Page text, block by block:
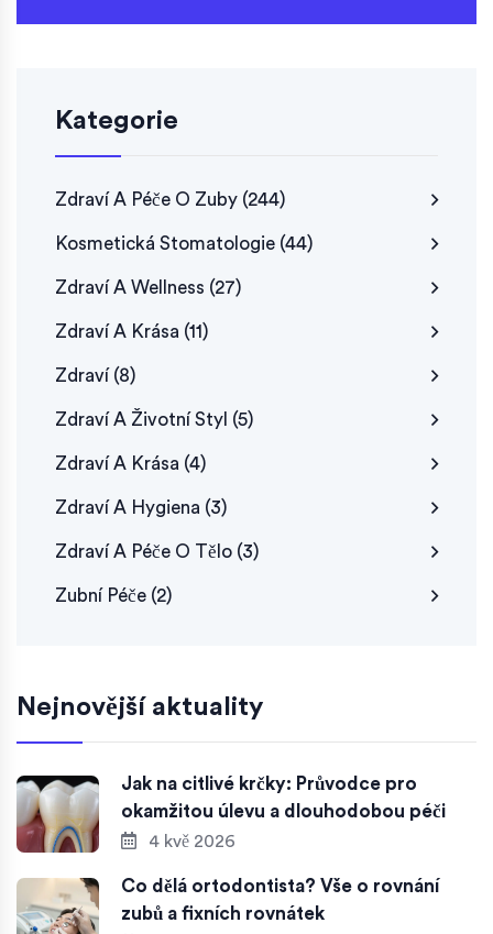
Kategorie
Zdraví A Péče O Zuby (244)
Kosmetická Stomatologie (44)
Zdraví A Wellness (27)
Zdraví A Krása (11)
Zdraví (8)
Zdraví A Životní Styl (5)
Zdraví A Krása (4)
Zdraví A Hygiena (3)
Zdraví A Péče O Tělo (3)
Zubní Péče (2)
Nejnovější aktuality
Jak na citlivé krčky: Průvodce pro
okamžitou úlevu a dlouhodobou péči
4 kvě 2026
Co dělá ortodontista? Vše o rovnání
zubů a fixních rovnátek